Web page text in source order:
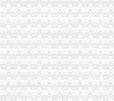
秀山局重庆税务注销三项措施积做
涪陵局立足“六个联系”重庆公司注销
工商干校多措并举确保微型企业创业
工商干校组织召开全市重庆分公司
市重庆公司注销局举行2010年退役士
监察室支部激励纪检监察干部争当“
外资处支部召开民主生活会扎实推
市重庆代办公司局外资处制定工作
工商动态